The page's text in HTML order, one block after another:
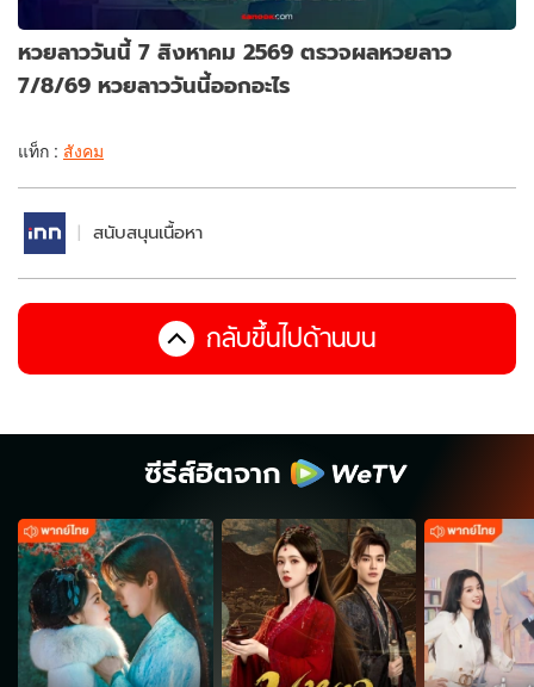
หวยลาววันนี้ 7 สิงหาคม 2569 ตรวจผลหวยลาว
7/8/69 หวยลาววันนี้ออกอะไร
แท็ก : สังคม
สนับสนุนเนื้อหา
กลับขึ้นไปด้านบน
ซีรีส์ฮิตจาก